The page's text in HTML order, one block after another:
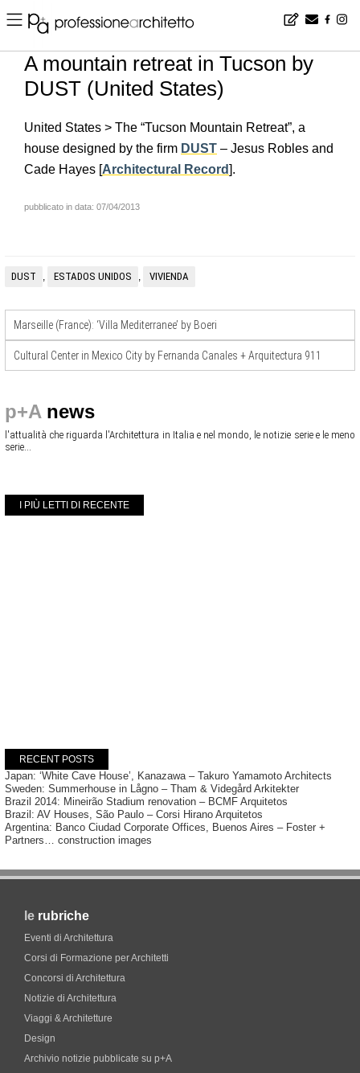
Home ▪ news ▪ en ▪ A mountain retreat in Tucson by DUST (United States)
A mountain retreat in Tucson by
DUST (United States)
United States > The “Tucson Mountain Retreat”, a
house designed by the firm DUST – Jesus Robles and
Cade Hayes [Architectural Record].
pubblicato in data: 07/04/2013
DUST , ESTADOS UNIDOS , VIVIENDA
Marseille (France): ‘Villa Mediterranee’ by Boeri
Cultural Center in Mexico City by Fernanda Canales + Arquitectura 911
p+A news
l'attualità che riguarda l'Architettura in Italia e nel mondo, le notizie serie e le meno
serie...
I PIÙ LETTI DI RECENTE
RECENT POSTS
Japan: ‘White Cave House’, Kanazawa – Takuro Yamamoto Architects
Sweden: Summerhouse in Lågno – Tham & Videgård Arkitekter
Brazil 2014: Mineirão Stadium renovation – BCMF Arquitetos
Brazil: AV Houses, São Paulo – Corsi Hirano Arquitetos
Argentina: Banco Ciudad Corporate Offices, Buenos Aires – Foster +
Partners… construction images
le rubriche
Eventi di Architettura
Corsi di Formazione per Architetti
Concorsi di Architettura
Notizie di Architettura
Viaggi & Architetture
Design
Archivio notizie pubblicate su p+A